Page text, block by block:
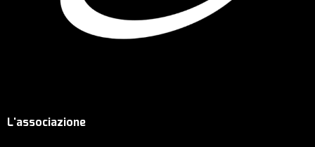
L'associazione